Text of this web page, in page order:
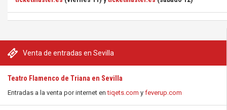
Venta de entradas en Sevilla
Teatro Flamenco de Triana en Sevilla
Entradas a la venta por internet entiqets.com y feverup.com